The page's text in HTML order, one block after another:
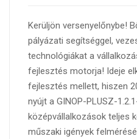
Kerüljön versenyelőnybe!
pályázati segítséggel,
technológiákat a
fejlesztés motorja! Ideje
fejlesztés mellett, hiszen
nyújt a GINOP-PLUSZ-
középvállalkozások teljes
műszaki igények